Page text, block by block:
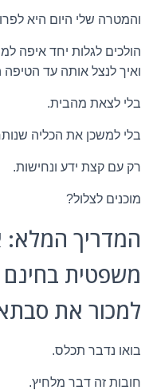
והמטרה שלי היום היא
הולכים לגלות יחד איפה
ואיך לנצל אותה עד
בלי לצאת מהבית.
בלי למשכן את הכליה
רק עם קצת ידע ונחישות.
מוכנים לצלול?
המדריך המלא:
משפטית בחינם
למכור את
בואו נדבר תכלס.
חובות זה דבר מלחיץ.